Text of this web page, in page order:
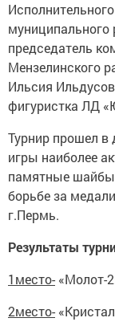
муниципального
председатель
Мензелинского
Ильсия
фигуристка ЛД
Турнир прошел в
игры наиболее
памятные шайбы
борьбе за
г.Пермь.
Результаты
1место- «Молот-
2место-